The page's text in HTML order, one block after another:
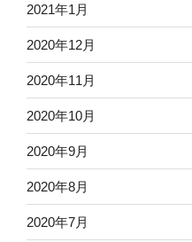
2021年1月
2020年12月
2020年11月
2020年10月
2020年9月
2020年8月
2020年7月